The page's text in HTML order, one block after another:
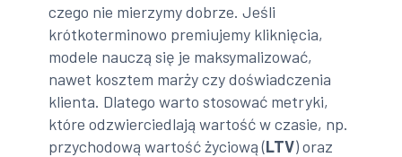
czego nie mierzymy dobrze. Jeśli
krótkoterminowo premiujemy kliknięcia,
modele nauczą się je maksymalizować,
nawet kosztem marży czy doświadczenia
klienta. Dlatego warto stosować metryki,
które odzwierciedlają wartość w czasie, np.
przychodową wartość życiową (LTV) oraz